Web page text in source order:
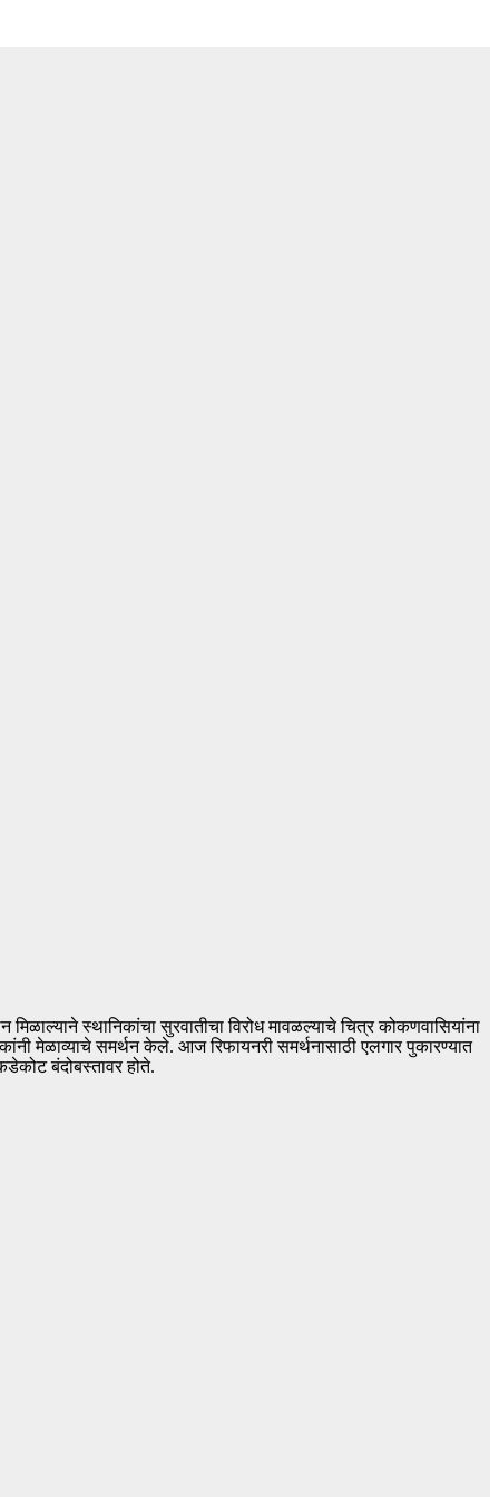
मिळाल्याने स्थानिकांचा सुरवातीचा विरोध मावळल्याचे चित्र कोकणवासियांना
मेळाव्याचे समर्थन केले. आज रिफायनरी समर्थनासाठी एलगार पुकारण्यात
बंदोबस्तावर होते.